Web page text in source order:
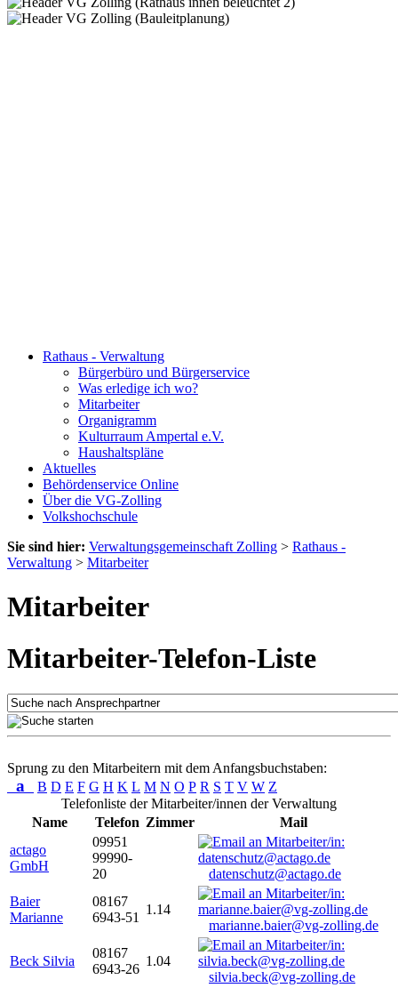
Rathaus - Verwaltung
Bürgerbüro und Bürgerservice
Was erledige ich wo?
Mitarbeiter
Organigramm
Kulturraum Ampertal e.V.
Haushaltspläne
Aktuelles
Behördenservice Online
Über die VG-Zolling
Volkshochschule
Sie sind hier: Verwaltungsgemeinschaft Zolling > Rathaus -
Verwaltung > Mitarbeiter
Mitarbeiter
Mitarbeiter-Telefon-Liste
Sprung zu den Mitarbeitern mit dem Anfangsbuchstaben:
a B D E F G H K L M N O P R S T V W Z
Telefonliste der Mitarbeiter/innen der Verwaltung
Name
Telefon Zimmer
Mail
actago
GmbH
09951
99990-
20
datenschutz@actago.de
Baier
Marianne
08167
6943-51
1.14
marianne.baier@vg-zolling.de
Beck Silvia
08167
6943-26
1.04
silvia.beck@vg-zolling.de